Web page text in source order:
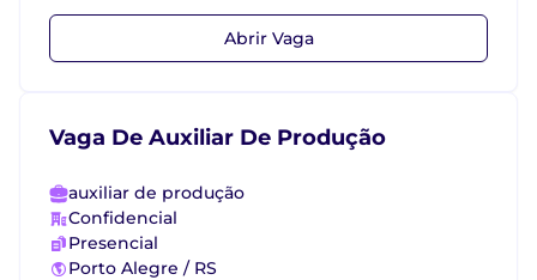
Abrir Vaga
Vaga De Auxiliar De Produção
auxiliar de produção
Confidencial
Presencial
Porto Alegre / RS